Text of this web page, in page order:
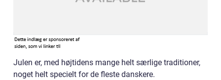
Julen er, med højtidens mange helt særlige traditioner,
noget helt specielt for de fleste danskere.